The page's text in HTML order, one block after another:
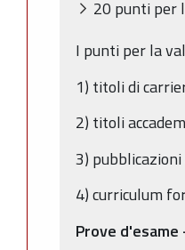
20 punti per
I punti per la
1) titoli di
2) titoli
3)
4) curriculum
Prove d'esame